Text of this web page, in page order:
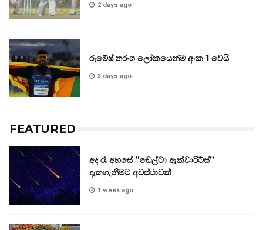
2 days ago
රුමේෂ් තරංග ලෝකයෙන්ම අංක 1 වෙයි
3 days ago
FEATURED
අද රෑ අහසේ ”ඩෙල්ටා ඇක්වාරිට්ස්”
දැකගැනීමට අවස්ථාවක්
1 week ago